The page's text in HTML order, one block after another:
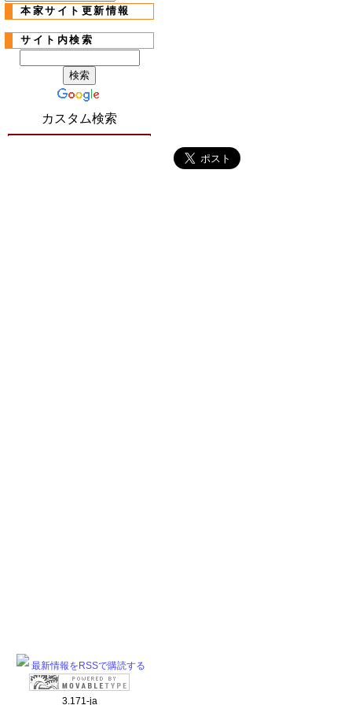
本家サイト更新情報
サイト内検索
カスタム検索
最新情報をRSSで購読する
3.171-ja